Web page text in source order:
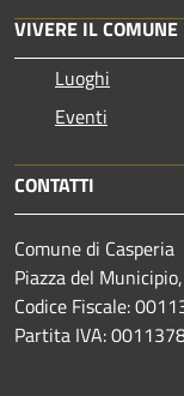
VIVERE IL COMUNE
Luoghi
Eventi
CONTATTI
Comune di Casperia
Piazza del
Codice Fiscale:
Partita IVA: